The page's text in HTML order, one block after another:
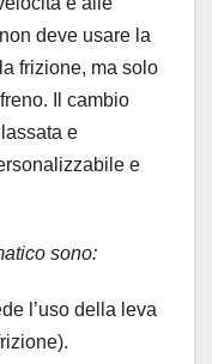
deve usare la
frizione, ma solo
Il cambio
e
e
sono:
l’uso della leva